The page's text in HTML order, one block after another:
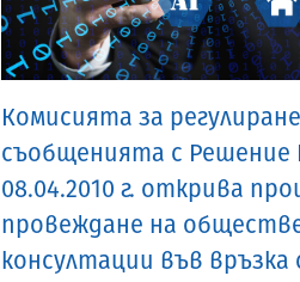
Комисията за
съобщенията с
08.04.2010 г. открива
провеждане на
консултации във връзка